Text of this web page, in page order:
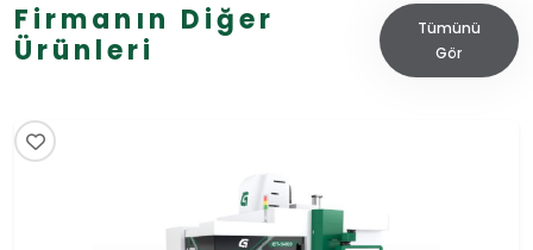
Firmanın Diğer
Ürünleri
Tümünü
Gör